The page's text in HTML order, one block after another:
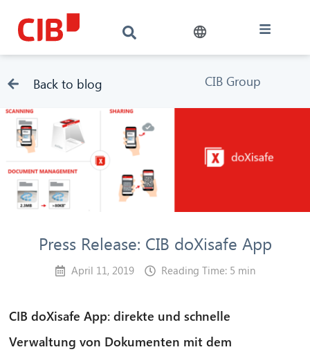
Back to blog CIB Group
Press Release: CIB doXisafe App
April 11, 2019 Reading Time: 5 min
CIB doXisafe App: direkte und schnelle
Verwaltung von Dokumenten mit dem